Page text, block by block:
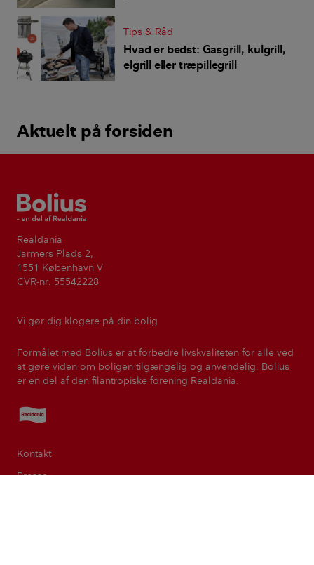
Tips & Råd
Hvad er bedst: Gasgrill, kulgrill,
elgrill eller træpillegrill
Aktuelt på forsiden
Bolius
Realdania
Jarmers Plads 2,
1551 København V
CVR-nr. 55542228
Vi gør dig klogere på din bolig
Formålet med Bolius er at forbedre livskvaliteten for alle ved
at gøre viden om boligen tilgængelig og anvendelig. Bolius
er en del af den filantropiske forening Realdania.
Realdania
Kontakt
Presse